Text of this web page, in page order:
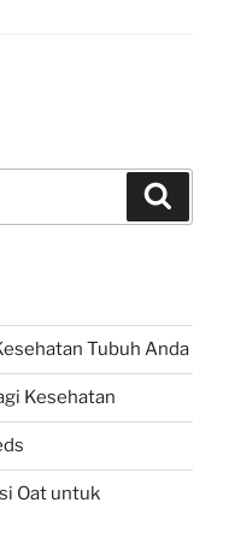
Tubuh Anda
Kesehatan
Oat untuk